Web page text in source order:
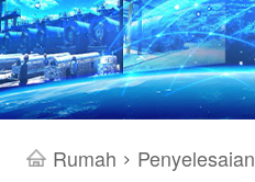
Rumah > Penyelesaian